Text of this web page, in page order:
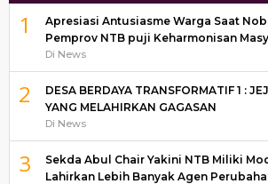
1
Apresiasi Antusiasme Warga Saat
Pemprov NTB puji Keharmonisan
Di News
2
DESA BERDAYA TRANSFORMATIF 1 :
YANG MELAHIRKAN GAGASAN
Di News
3
Sekda Abul Chair Yakini NTB Miliki
Lahirkan Lebih Banyak Agen